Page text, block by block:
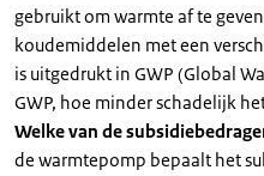
gebruikt om warmte af te
koudemiddelen met een
is uitgedrukt in GWP (Global
GWP, hoe minder schadelijk
Welke van de
de warmtepomp bepaalt het